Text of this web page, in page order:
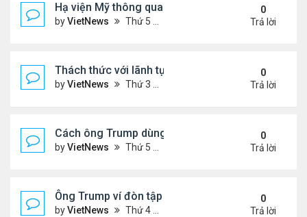
Hạ viện Mỹ thông qua 'dự luật to đẹp'
byVietNews Thứ 5 Tháng 7 03, 2025 4:26 pm
0
Trả lời
Thách thức với lãnh tụ tối cao Iran hậu xung đột
byVietNews Thứ 3 Tháng 7 01, 2025 8:46 am
0
Trả lời
Cách ông Trump dùng mạng xã hội để dập lửa
byVietNews Thứ 5 Tháng 6 26, 2025 4:33 pm
0
Trả lời
Ông Trump ví đòn tập kích Iran với vụ ném bom
byVietNews Thứ 4 Tháng 6 25, 2025 5:43 pm
0
Trả lời